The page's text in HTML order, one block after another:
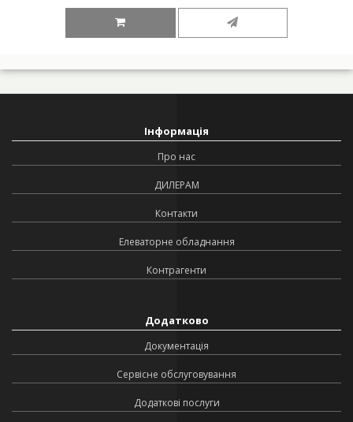
Інформація
Про нас
ДИЛЕРАМ
Контакти
Елеваторне обладнання
Контрагенти
Додатково
Документація
Сервісне обслуговування
Додаткові послуги